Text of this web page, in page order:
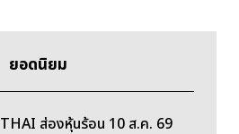
ยอดนิยม
THAI ส่องหุ้นร้อน 10 ส.ค. 69